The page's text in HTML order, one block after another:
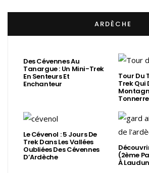
ARDÈCHE
Des Cévennes Au
Tanargue : Un Mini-Trek
En Senteurs Et
Enchanteur
Tour Du
Trek Qui
Tonnerre
Le Cévenol : 5 Jours De
Trek Dans Les Vallées
Oubliées Des Cévennes
D’Ardèche (2ème
À Laudun